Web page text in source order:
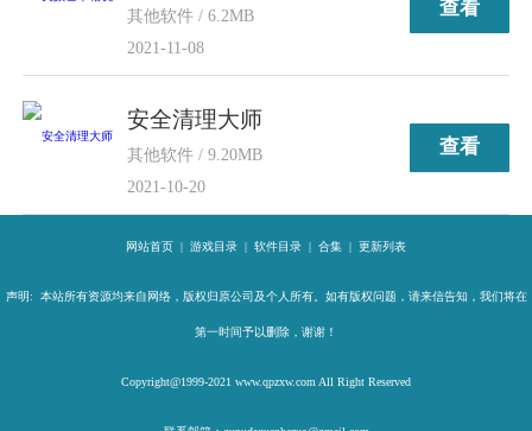
其他软件 / 6.2MB
2021-11-08
查看
安全清理大师
其他软件 / 9.20MB
2021-10-20
查看
网站首页 | 游戏目录 | 软件目录 | 合集 | 更新列表
声明: 本站所有资源均来自网络，版权归原公司及个人所有。如有版权问题，请来信告知，我们将在
第一时间予以删除，谢谢！
Copyright@1999-2021 www.qpzxw.com All Right Reserved